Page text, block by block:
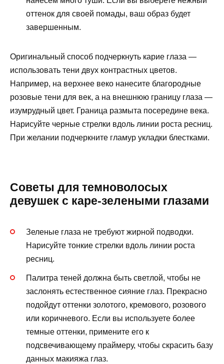
оттенок для своей помады, ваш образ будет
завершенным.
Оригинальный способ подчеркнуть карие глаза —
использовать тени двух контрастных цветов.
Например, на верхнее веко нанесите благородные
розовые тени для век, а на внешнюю границу глаза —
изумрудный цвет. Граница размыта посередине века.
Нарисуйте черные стрелки вдоль линии роста ресниц.
При желании подчеркните гламур укладки блестками.
Советы для темноволосых
девушек с каре-зелеными глазами
Зеленые глаза не требуют жирной подводки.
Нарисуйте тонкие стрелки вдоль линии роста
ресниц.
Палитра теней должна быть светлой, чтобы не
заслонять естественное сияние глаз. Прекрасно
подойдут оттенки золотого, кремового, розового
или коричневого. Если вы используете более
темные оттенки, примените его к
подсвечивающему праймеру, чтобы скрасить базу
данных макияжа глаз.